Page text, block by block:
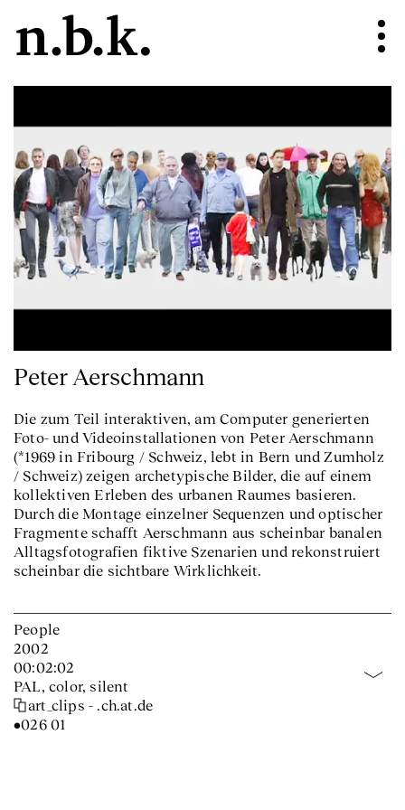
Peter Aerschmann
Die zum Teil interaktiven, am Computer generierten
Foto- und Videoinstallationen von Peter Aerschmann
(*1969 in Fribourg / Schweiz, lebt in Bern und Zumholz
/ Schweiz) zeigen archetypische Bilder, die auf einem
kollektiven Erleben des urbanen Raumes basieren.
Durch die Montage einzelner Sequenzen und optischer
Fragmente schafft Aerschmann aus scheinbar banalen
Alltagsfotografien fiktive Szenarien und rekonstruiert
scheinbar die sichtbare Wirklichkeit.
People
2002
00:02:02
PAL, color, silent
art_clips - .ch.at.de
•026 01